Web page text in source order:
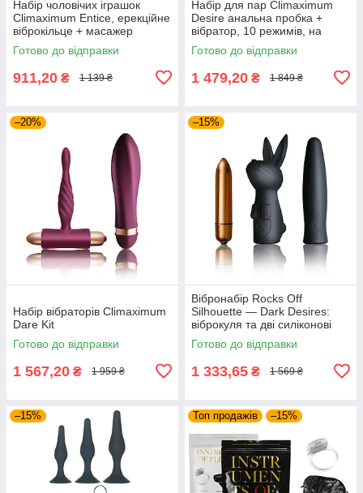
Набір чоловічих іграшок
Climaximum Entice, ерекційне
віброкільце + масажер
простати, на батарейках
Готово до відправки
911,20 ₴ 1 139 ₴
Набір для пар Climaximum
Desire анальна пробка +
вібратор, 10 режимів, на
батарейках
Готово до відправки
1 479,20 ₴ 1 849 ₴
–20%
Набір вібраторів Climaximum
Dare Kit
Готово до відправки
1 567,20 ₴ 1 959 ₴
–15%
Вібронабір Rocks Off
Silhouette — Dark Desires:
віброкуля та дві силіконові
насадки
Готово до відправки
1 333,65 ₴ 1 569 ₴
–15% Топ продажів –15%